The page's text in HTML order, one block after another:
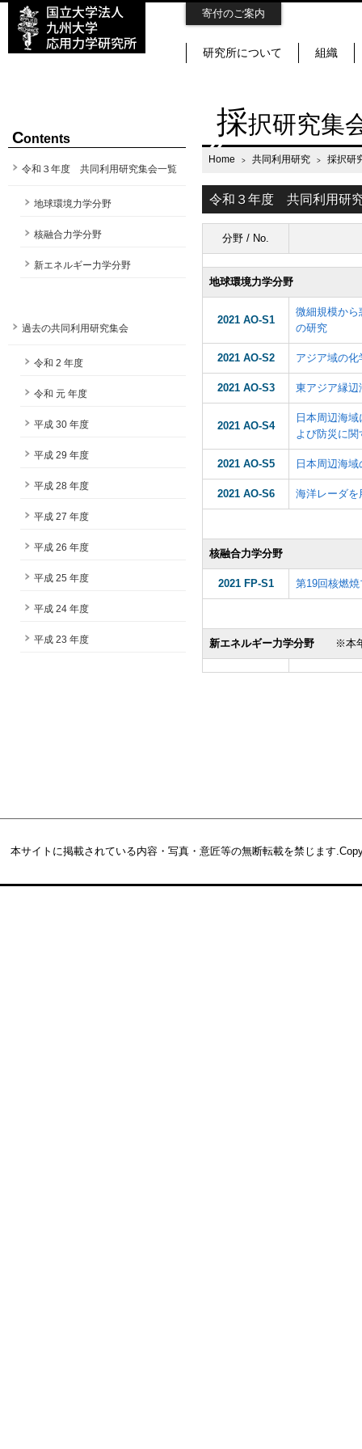
寄付のご案内
研究所について 組織
Contents
令和３年度 共同利用研究集会一覧
地球環境力学分野
核融合力学分野
新エネルギー力学分野
過去の共同利用研究集会
令和 2 年度
令和 元 年度
平成 30 年度
平成 29 年度
平成 28 年度
平成 27 年度
平成 26 年度
平成 25 年度
平成 24 年度
平成 23 年度
採択研究集
Home 共同利用研究 採択研
令和３年度 共同利用研
分野 / No.
地球環境力学分野
2021 AO-S1
微細規模から
の研究
2021 AO-S2 アジア域の
2021 AO-S3 東アジア縁辺
2021 AO-S4
日本周辺海
よび防災に
2021 AO-S5 日本周辺海
2021 AO-S6 海洋レーダを
核融合力学分野
2021 FP-S1 第19回核燃
新エネルギー力学分野 ※本年
本サイトに掲載されている内容・写真・意匠等の無断転載を禁じます.